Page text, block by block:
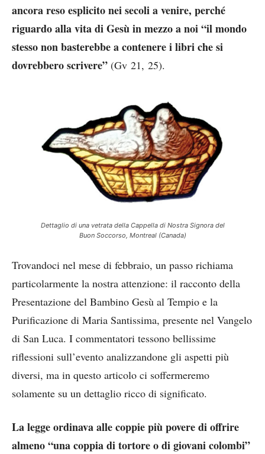
ancora reso esplicito nei secoli a venire, perché
riguardo alla vita di Gesù in mezzo a noi “il mondo
stesso non basterebbe a contenere i libri che si
dovrebbero scrivere” (Gv 21, 25).
Dettaglio di una vetrata della Cappella di Nostra Signora del
Buon Soccorso, Montreal (Canada)
Trovandoci nel mese di febbraio, un passo richiama
particolarmente la nostra attenzione: il racconto della
Presentazione del Bambino Gesù al Tempio e la
Purificazione di Maria Santissima, presente nel Vangelo
di San Luca. I commentatori tessono bellissime
riflessioni sull’evento analizzandone gli aspetti più
diversi, ma in questo articolo ci soffermeremo
solamente su un dettaglio ricco di significato.
La legge ordinava alle coppie più povere di offrire
almeno “una coppia di tortore o di giovani colombi”